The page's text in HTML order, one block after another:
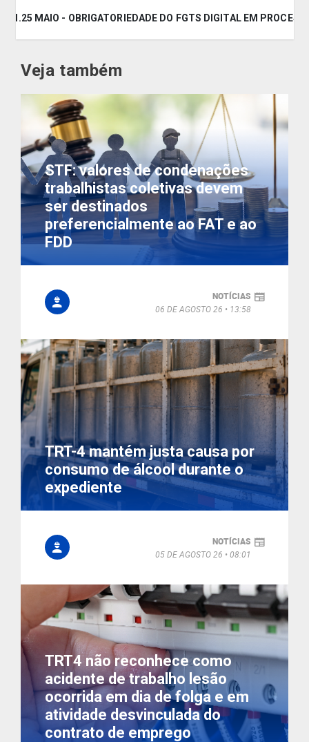
- N.25 MAIO - OBRIGATORIEDADE DO FGTS DIGITAL EM
Veja também
STF: valores de condenações
trabalhistas coletivas devem
ser destinados
preferencialmente ao FAT e ao
FDD
NOTÍCIAS
06 DE AGOSTO 26
13:58
TRT-4 mantém justa causa por
consumo de álcool durante o
expediente
NOTÍCIAS
05 DE AGOSTO 26
08:01
TRT4 não reconhece como
acidente de trabalho lesão
ocorrida em dia de folga e em
atividade desvinculada do
contrato de emprego